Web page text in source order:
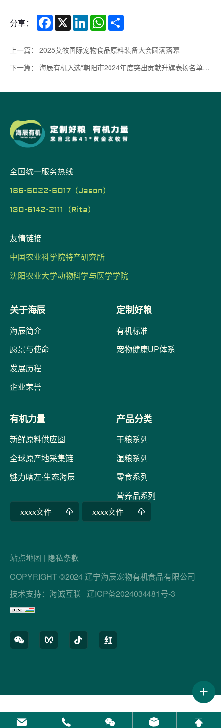
分享： Facebook
X LinkedInWhatsApp
上一篇： 2025艾牧国际宠物食品原料装备大会圆满落幕
下一篇： 海辰有机入选“朝阳市2024年度突出贡献升旗表扬名单”，被评为“科技型优秀企业”
全国统一服务热线
186-6022-6017（Jason）
130-6142-2111（Rita）
友情链接
中国农业科学院特产研究所
沈阳农业大学动物科学与医学学院
关于海辰
海辰简介
愿景与使命
发展历程
企业荣誉
定制好粮
有机标准
宠物健康UP体系
有机力量
新鲜原料供应圈
全球原产地采集链
魅力喀左·生态海辰
产品分类
干粮系列
湿粮系列
零食系列
营养品系列
xxxx文件
xxxx文件
站点地图 | 隐私条款
COPYRIGHT ©2024 辽宁海辰宠物有机食品有限公司
技术支持：海诚互联 辽ICP备2024034481号-3